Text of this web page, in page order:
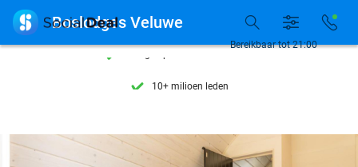
7 dagen per week beschikbaar
7 dagen per week beschikbaar
Bereikbaar tot 21:00
 Boslodges Veluwe